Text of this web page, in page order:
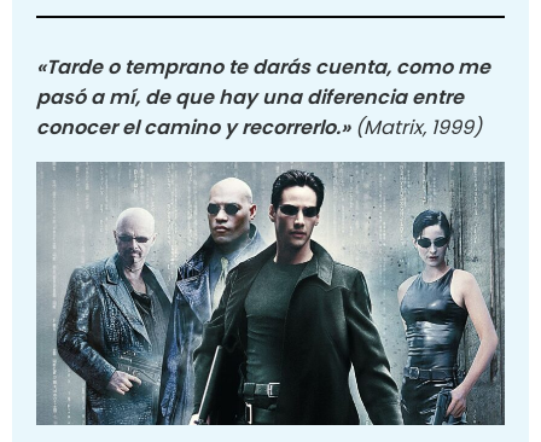
«Tarde o temprano te darás cuenta, como me
pasó a mí, de que hay una diferencia entre
conocer el camino y recorrerlo.» (Matrix, 1999)